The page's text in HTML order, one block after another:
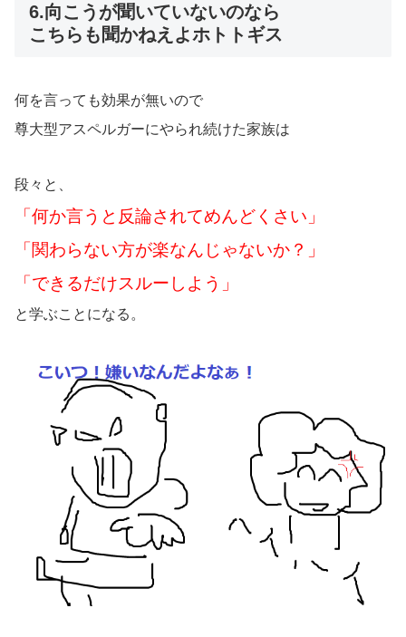
6.向こうが聞いていないのなら
こちらも聞かねえよホトトギス
何を言っても効果が無いので
尊大型アスペルガーにやられ続けた家族は
段々と、
「何か言うと反論されてめんどくさい」
「関わらない方が楽なんじゃないか？」
「できるだけスルーしよう」
と学ぶことになる。